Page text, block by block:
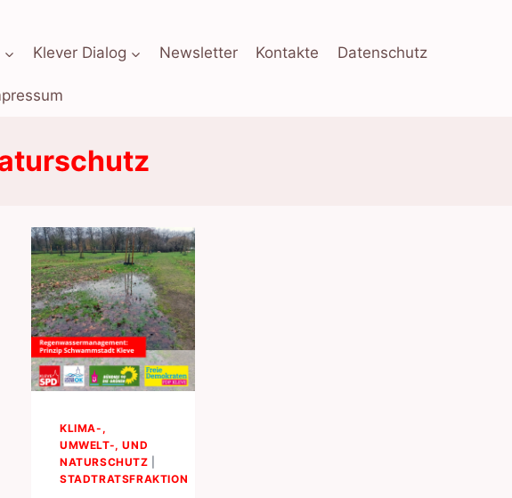
Klever Dialog Newsletter Kontakte Datenschutz
KLIMA-,
UMWELT-, UND
NATURSCHUTZ
STADTRATSFRAKTION